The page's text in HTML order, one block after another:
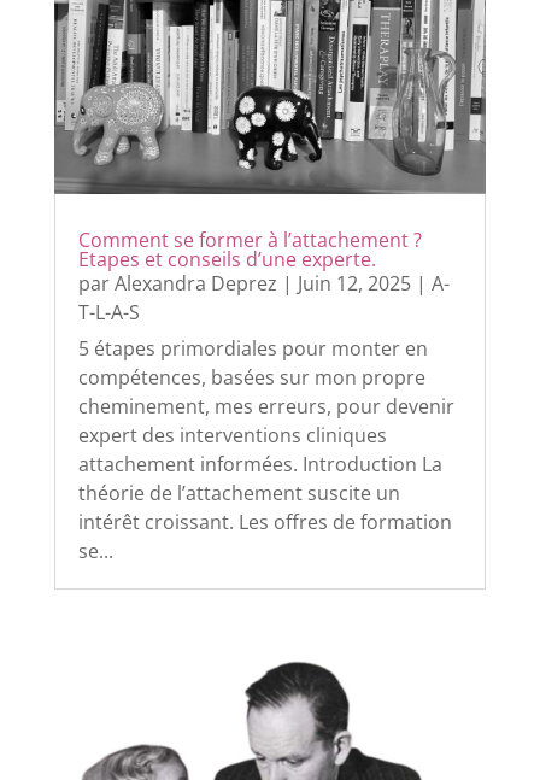
Comment se former à l’attachement ?
Etapes et conseils d’une experte.
parAlexandra Deprez | Juin 12, 2025| A-
T-L-A-S
5 étapes primordiales pour monter en
compétences, basées sur mon propre
cheminement, mes erreurs, pour devenir
expert des interventions cliniques
attachement informées. Introduction La
théorie de l’attachement suscite un
intérêt croissant. Les offres de formation
se...